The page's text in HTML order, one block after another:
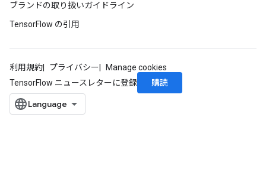
ブランドの取り扱いガイドライン
TensorFlow の引用
利用規約 プライバシー
Manage cookies
TensorFlow ニュースレターに登録
購読